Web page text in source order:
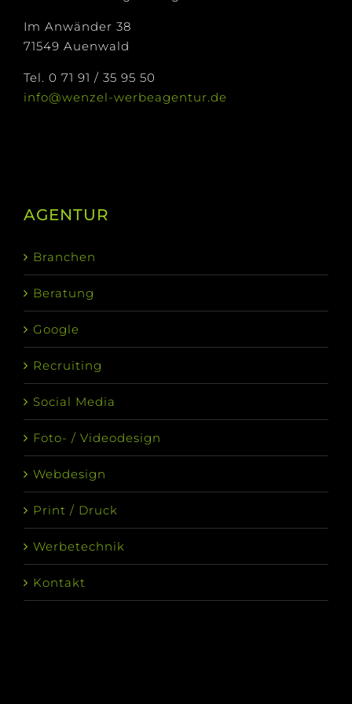
Im Anwänder 38
71549 Auenwald
Tel. 0 71 91 / 35 95 50
info@wenzel-werbeagentur.de
AGENTUR
Branchen
Beratung
Google
Recruiting
Social Media
Foto- / Videodesign
Webdesign
Print / Druck
Werbetechnik
Kontakt